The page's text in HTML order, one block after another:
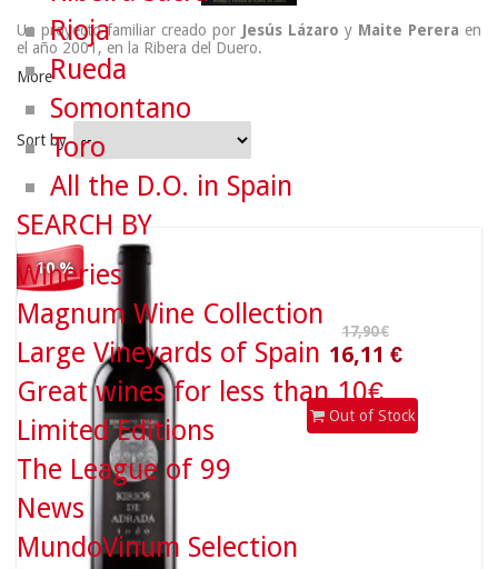
Un proyecto familiar creado por Jesús Lázaro y Maite Perera en
el año 2001, en la Ribera del Duero.
More
Sort by
- 10 %
17,90 €
Out of Stock
Rioja
Rueda
Somontano
Toro
All the D.O. in Spain
SEARCH BY
Wineries
Magnum Wine Collection
Large Vineyards of Spain
Great wines for less than 10€
Limited Editions
The League of 99
News
MundoVinum Selection